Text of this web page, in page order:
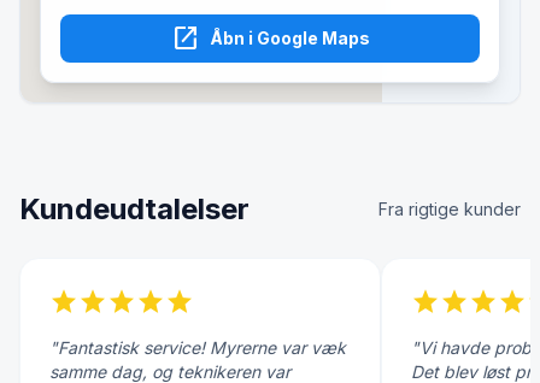
open_in_new Åbn i Google Maps
Kundeudtalelser Fra rigtige kunder
starstarstarstarstar
"Fantastisk service! Myrerne var væk
samme dag, og teknikeren var
starstarstarstar
"Vi havde
Det blev løst